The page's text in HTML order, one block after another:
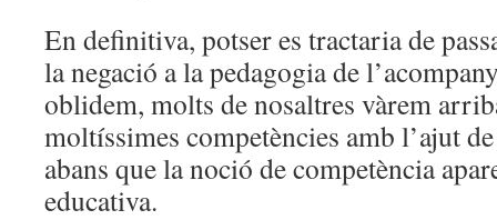
En definitiva, potser es tractaria de
la negació a la pedagogia de
oblidem, molts de nosaltres vàrem
moltíssimes competències amb l’ajut
abans que la noció de competència
educativa.